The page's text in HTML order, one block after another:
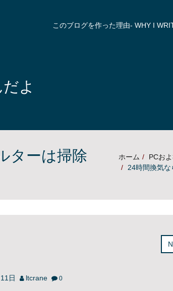
よ
このブログを作った理由- WHY I
ターは掃除
ホーム
PCお
24時間換気な
日 ltcrane 0